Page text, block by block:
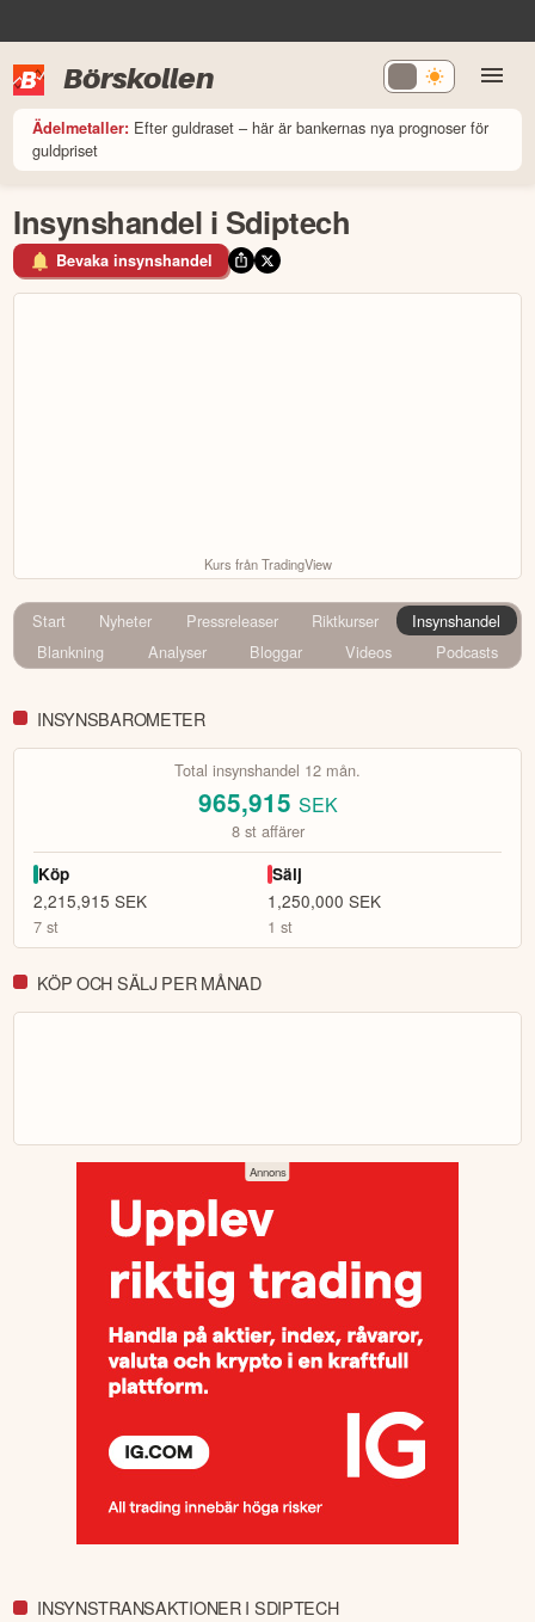
Börskollen
Ädelmetaller: Efter guldraset – här är bankernas nya prognoser för
guldpriset
Insynshandel i Sdiptech
Bevaka insynshandel
Kurs från TradingView
Start Nyheter Pressreleaser Riktkurser
Insynshandel
Blankning
Analyser Bloggar Videos Podcasts
INSYNSBAROMETER
Total insynshandel 12 mån.
965,915 SEK
8st affärer
Köp
2,215,915 SEK
7 st
Sälj
1,250,000 SEK
1 st
KÖP OCH SÄLJ PER MÅNAD
INSYNSTRANSAKTIONER I SDIPTECH